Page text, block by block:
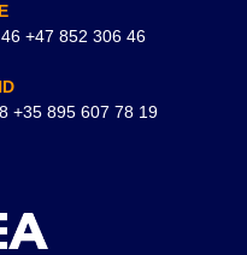
+47 852 306 46
+35 895 607 78 19